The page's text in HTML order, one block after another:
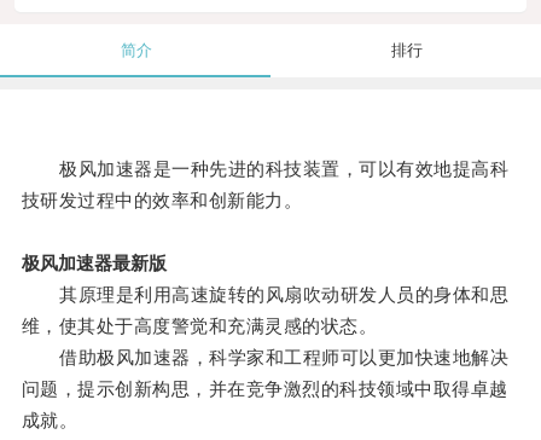
简介 排行
极风加速器是一种先进的科技装置，可以有效地提高科
技研发过程中的效率和创新能力。
极风加速器最新版
其原理是利用高速旋转的风扇吹动研发人员的身体和思
维，使其处于高度警觉和充满灵感的状态。
借助极风加速器，科学家和工程师可以更加快速地解决
问题，提示创新构思，并在竞争激烈的科技领域中取得卓越
成就。